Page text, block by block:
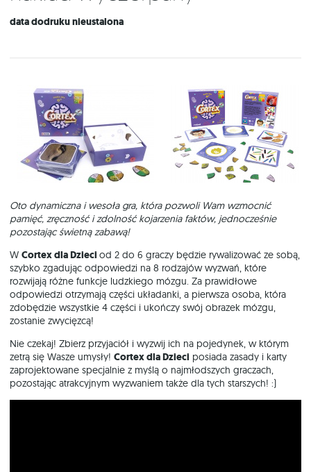
data dodruku nieustalona
Oto dynamiczna i wesoła gra, która pozwoli Wam wzmocnić
pamięć, zręczność i zdolność kojarzenia faktów, jednocześnie
pozostając świetną zabawą!
W Cortex dla Dzieci od 2 do 6 graczy będzie rywalizować ze sobą,
szybko zgadując odpowiedzi na 8 rodzajów wyzwań, które
rozwijają różne funkcje ludzkiego mózgu. Za prawidłowe
odpowiedzi otrzymają części układanki, a pierwsza osoba, która
zdobędzie wszystkie 4 części i ukończy swój obrazek mózgu,
zostanie zwycięzcą!
Nie czekaj! Zbierz przyjaciół i wyzwij ich na pojedynek, w którym
zetrą się Wasze umysły! Cortex dla Dzieci posiada zasady i karty
zaprojektowane specjalnie z myślą o najmłodszych graczach,
pozostając atrakcyjnym wyzwaniem także dla tych starszych! :)